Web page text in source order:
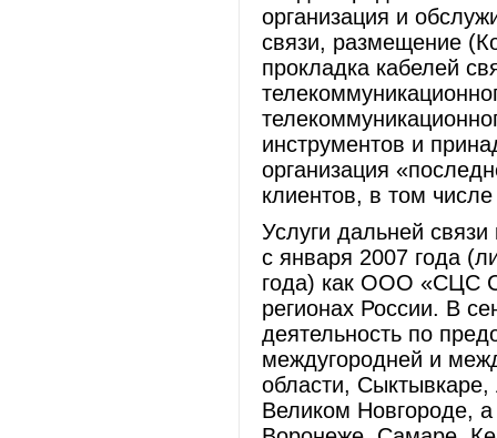
организация и
связи, размещение
прокладка кабелей
инcтрументов и
организация
клиентов, в том
Услуги дальней
с января 2007 года
года) как ООО «СЦС
регионах России. В
деятельность по
междугородней и
области, Сыктывкаре,
Великом Новгороде,